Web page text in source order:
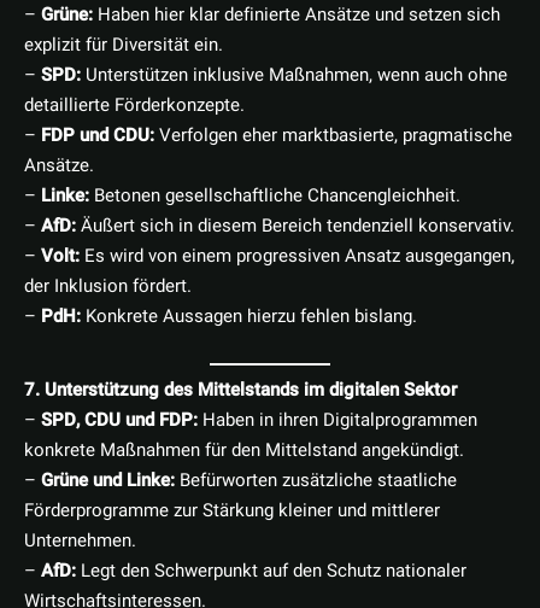
– Grüne: Haben hier klar definierte Ansätze und setzen sich
explizit für Diversität ein.
– SPD: Unterstützen inklusive Maßnahmen, wenn auch ohne
detaillierte Förderkonzepte.
– FDP und CDU:Verfolgen eher marktbasierte, pragmatische
Ansätze.
– Linke: Betonen gesellschaftliche Chancengleichheit.
– AfD:Äußert sich in diesem Bereich tendenziell konservativ.
– Volt: Es wird von einem progressiven Ansatz ausgegangen,
der Inklusion fördert.
– PdH: Konkrete Aussagen hierzu fehlen bislang.
7. Unterstützung des Mittelstands im digitalen Sektor
– SPD, CDU und FDP: Haben in ihren Digitalprogrammen
konkrete Maßnahmen für den Mittelstand angekündigt.
– Grüne und Linke: Befürworten zusätzliche staatliche
Förderprogramme zur Stärkung kleiner und mittlerer
Unternehmen.
– AfD: Legt den Schwerpunkt auf den Schutz nationaler
Wirtschaftsinteressen.